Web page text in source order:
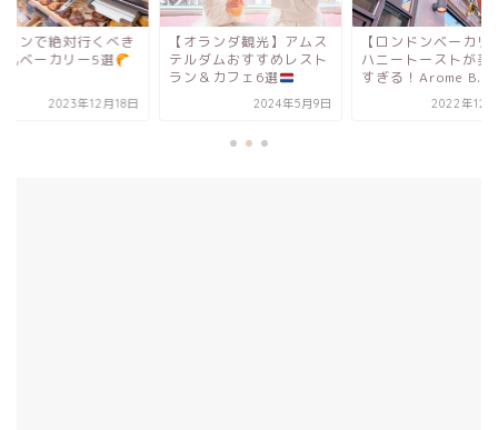
ランダ観光】アムス
ダムおすすめレスト
2024年5月9日
【ロンドンベーカリー】
ハニートーストが美味し
すぎる！Arome B...
2022年12月12日
ロンドンで絶対行く
大人気ベーカリー5
2023年12